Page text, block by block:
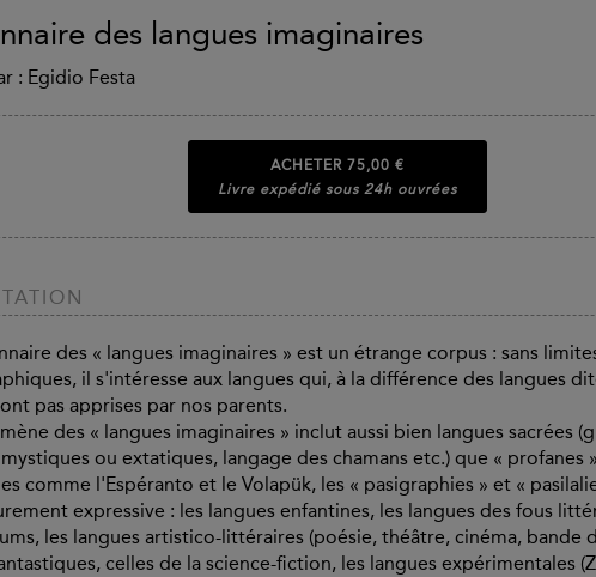
des langues imaginaires
: Egidio Festa
ACHETER 75,00 €
Livre expédié sous 24h ouvrées
des « langues imaginaires » est un étrange corpus : sans
il s'intéresse aux langues qui, à la différence des langues
pas apprises par nos parents.
des « langues imaginaires » inclut aussi bien langues sacrées
mystiques ou extatiques, langage des chamans etc.) que « profanes
comme l'Espéranto et le Volapük, les « pasigraphies » et «
expressive : les langues enfantines, les langues des fous
les langues artistico-littéraires (poésie, théâtre, cinéma, bande
celles de la science-fiction, les langues expérimentales